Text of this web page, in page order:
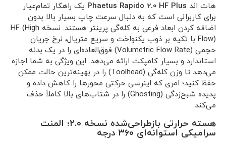
هات اند Phaetus Rapido 2.0 HF Plus یک راهکار تمام‌عیار
برای کاربرانی است که به دنبال سرعت چاپ بسیار بالا بدون
اضافه کردن ابعاد فرعی به کله‌گی پرینتر هستند. نسخه HF (High
Flow) با تکیه بر ذوب یکنواخت و سریع متریال، نرخ جریان
حجمی (Volumetric Flow Rate) فوق‌العاده‌ای را در یک بدنه
استاندارد و بسیار کامپکت ارائه می‌دهد. این ویژگی به شما اجازه
می‌دهد تا وزن کله‌گی (Toolhead) را در بهینه‌ترین حالت ممکن
حفظ کنید؛ امری که اینرسی حرکتی محورها را کاهش داده و
پدیده شبح‌زدگی (Ghosting) را در شتاب‌های بالا کاملاً حذف
می‌کند.
هسته حرارتی بازطراحی‌شده نسخه ۲.۰؛ المنت
سرامیکی استوانه‌ای ۳۶۰ درجه